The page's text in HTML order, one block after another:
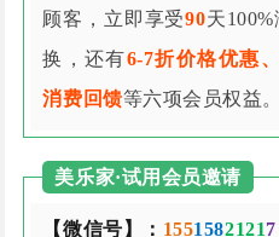
顾客，立即享受90天
换，还有6-7折价格优惠
消费回馈等六项会员权益。
美乐家·试用会员邀请
【微信号】： 15515821217